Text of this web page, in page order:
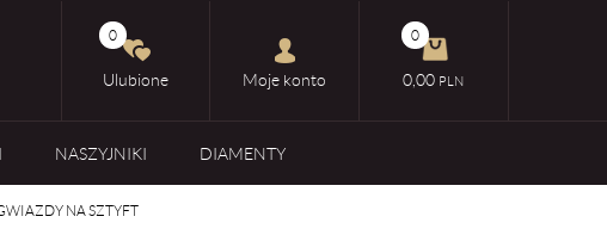
0
Ulubione Moje konto
0
0,00 PLN
NASZYJNIKI DIAMENTY
NA SZTYFT